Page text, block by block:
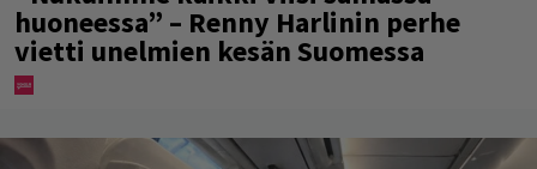
huoneessa” – Renny Harlinin perhe
vietti unelmien kesän Suomessa